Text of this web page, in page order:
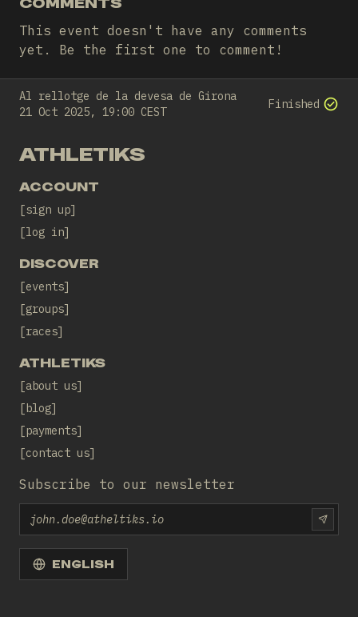
This event doesn't have any comments
yet. Be the first one to comment!
Al rellotge de la devesa de Girona
21 Oct 2025, 19:00 CEST
Finished
ATHLETIKS
ACCOUNT
sign up
log in
DISCOVER
events
groups
races
ATHLETIKS
about us
blog
payments
contact us
Subscribe to our newsletter
Email
ENGLISH